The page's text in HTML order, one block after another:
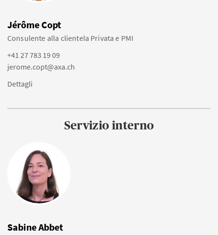
Jérôme Copt
Consulente alla clientela Privata e PMI
+41 27 783 19 09
jerome.copt@axa.ch
Dettagli
Servizio interno
Sabine Abbet